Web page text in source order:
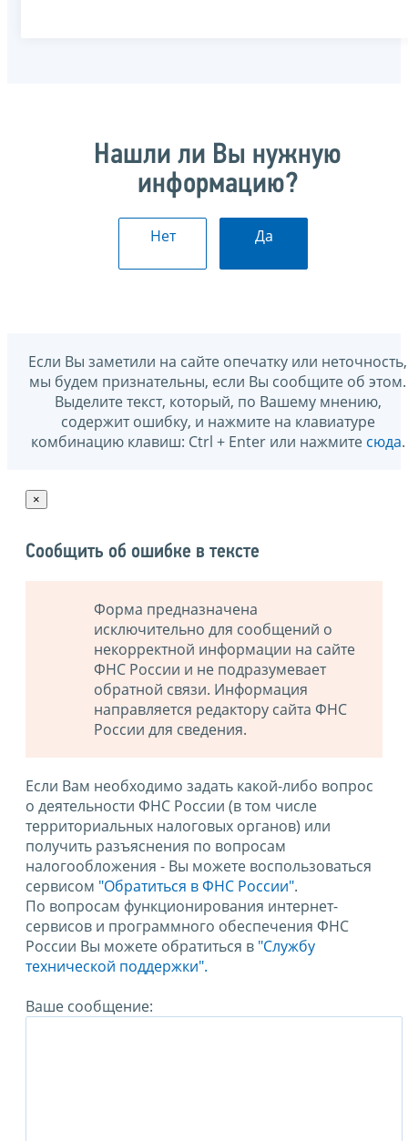
Нашли ли Вы нужную
информацию?
Нет Да
Если Вы заметили на сайте опечатку или неточность,
мы будем признательны, если Вы сообщите об этом.
Выделите текст, который, по Вашему мнению,
содержит ошибку, и нажмите на клавиатуре
комбинацию клавиш: Ctrl + Enter или нажмите сюда.
×
Сообщить об ошибке в тексте
Форма предназначена
исключительно для сообщений о
некорректной информации на сайте
ФНС России и не подразумевает
обратной связи. Информация
направляется редактору сайта ФНС
России для сведения.
Если Вам необходимо задать какой-либо вопрос
о деятельности ФНС России (в том числе
территориальных налоговых органов) или
получить разъяснения по вопросам
налогообложения - Вы можете воспользоваться
сервисом "Обратиться в ФНС России".
По вопросам функционирования интернет-
сервисов и программного обеспечения ФНС
России Вы можете обратиться в "Службу
технической поддержки".
Ваше сообщение: